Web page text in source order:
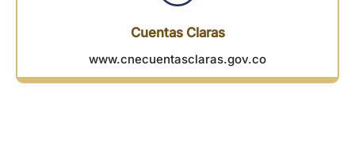
Cuentas Claras
www.cnecuentasclaras.gov.co